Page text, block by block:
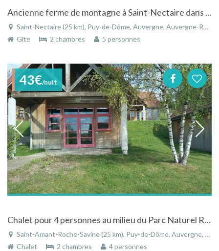
Ancienne ferme de montagne à Saint-Nectaire dans le parc des volcans d'Auvergne
Saint-Nectaire (25 km), Puy-de-Dôme, Auvergne, Auvergne-Rhône-Alpes, France
Gîte
2 chambres 5 personnes
43€/nuit
Chalet pour 4 personnes au milieu du Parc Naturel Régional Livradois-Forez
Saint-Amant-Roche-Savine (25 km), Puy-de-Dôme, Auvergne, Auvergne-Rhône-Alpes, France
Chalet
2 chambres 4 personnes